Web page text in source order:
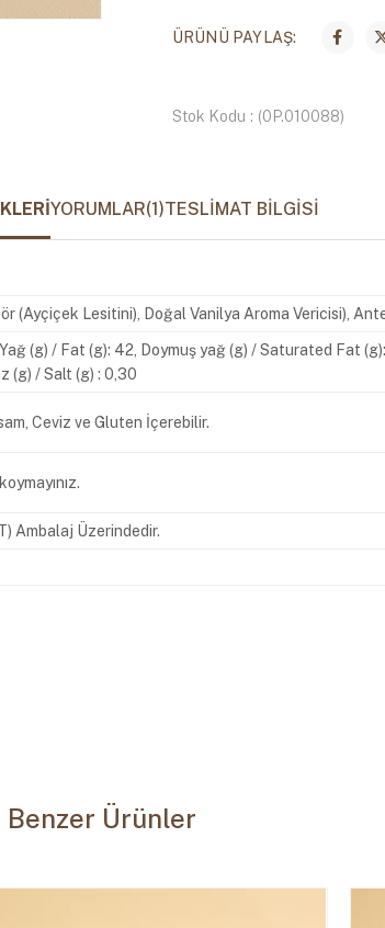
ÜRÜNÜ PAYLAŞ:
Stok Kodu (0P.010088)
YORUMLAR(1)TESLIMAT BILGISI
(Ayçiçek Lesitini), Doğal Vanilya Aroma Vericisi),
(g) / Fat (g): 42, Doymuş yağ (g) / Saturated Fat
(g) / Salt (g) : 0,30
Ceviz ve Gluten İçerebilir.
Ambalaj Üzerindedir.
Benzer Ürünler